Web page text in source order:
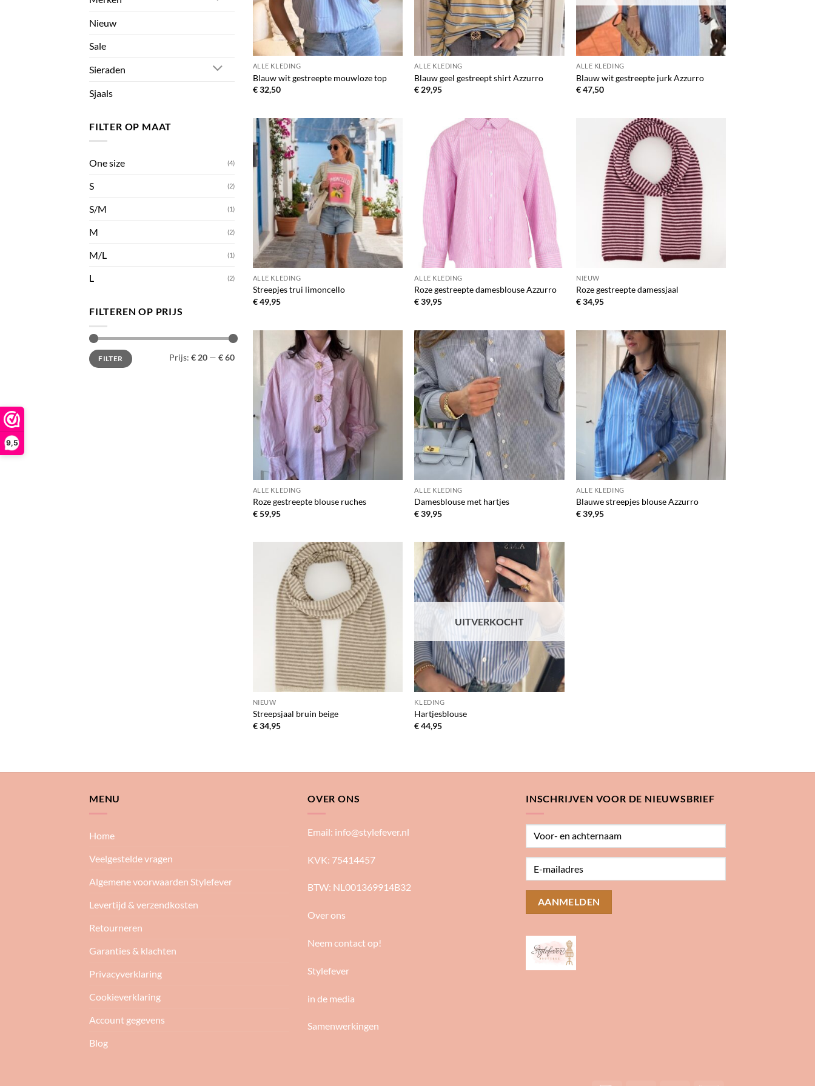
9,5
Nieuw
Sale
Sieraden
Sjaals
FILTER OP MAAT
One size (4)
S (2)
S/M (1)
M (2)
M/L (1)
L (2)
FILTEREN OP PRIJS
Min.
prijs
Max.
prijsFILTER Prijs: € 20 — € 60
ALLE KLEDING
Blauw wit gestreepte mouwloze top
€32,50
ALLE KLEDING
Blauw geel gestreept shirt Azzurro
€ 29,95
ALLE KLEDING
Blauw wit gestreepte jurk Azzurro
€47,50
Toevoegen
aan
verlanglijst
ALLE KLEDING
Streepjes trui limoncello
€49,95
Toevoegen
aan
verlanglijst
ALLE KLEDING
Roze gestreepte damesblouse Azzurro
€39,95
Toevoegen
aan
verlanglijst
NIEUW
Roze gestreepte damessjaal
€34,95
Toevoegen
aan
verlanglijst
ALLE KLEDING
Roze gestreepte blouse ruches
€59,95
Toevoegen
aan
verlanglijst
ALLE KLEDING
Damesblouse met hartjes
€39,95
Toevoegen
verlanglijst
ALLE KLEDING
Blauwe streepjes blouse Azzurro
€39,95
Toevoegen
aan
verlanglijst
NIEUW
Streepsjaal bruin beige
€34,95
Toevoegen
aan
verlanglijst
UITVERKOCHT
KLEDING
Hartjesblouse
€44,95
MENU
Home
Veelgestelde vragen
Algemene voorwaarden Stylefever
Levertijd & verzendkosten
Retourneren
Garanties & klachten
Privacyverklaring
Cookieverklaring
Account gegevens
Blog
OVER ONS
Email: info@stylefever.nl
KVK: 75414457
BTW: NL001369914B32
Over ons
Neem contact op!
Stylefever
in de media
Samenwerkingen
INSCHRIJVEN VOOR DE NIEUWSBRIEF